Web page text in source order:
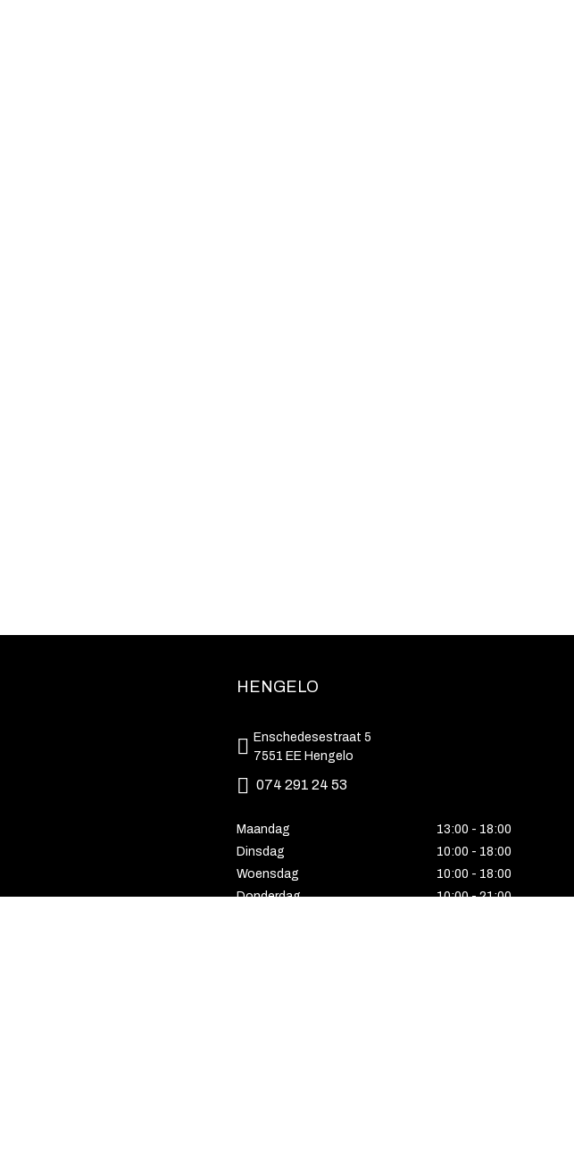
HENGELO
Enschedesestraat 5
7551 EE Hengelo
074 291 24 53
Maandag
13:00 - 18:00
Dinsdag
10:00 - 18:00
Woensdag
10:00 - 18:00
Donderdag
10:00 - 21:00